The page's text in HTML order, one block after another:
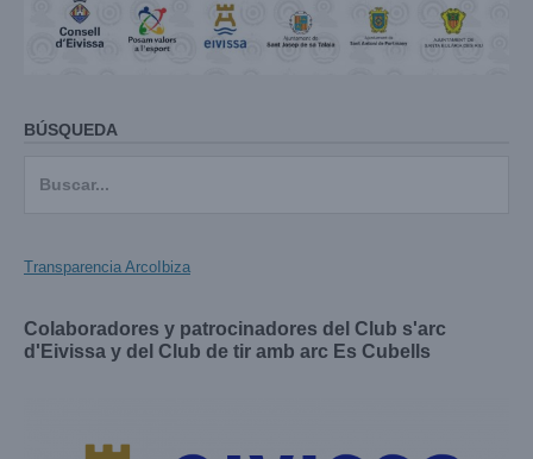
BÚSQUEDA
Transparencia ArcoIbiza
Colaboradores y patrocinadores del Club s'arc
d'Eivissa y del Club de tir amb arc Es Cubells